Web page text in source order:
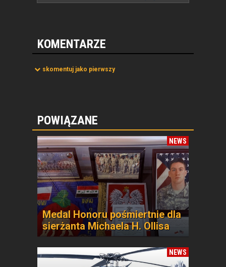
KOMENTARZE
skomentuj jako pierwszy
POWIĄZANE
NEWS
Medal Honoru pośmiertnie dla
sierżanta Michaela H. Ollisa
NEWS